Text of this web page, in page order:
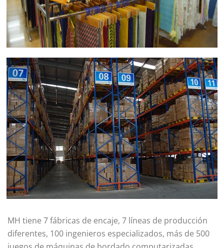
MH tiene 7 fábricas de encaje, 7 líneas de producción
diferentes, 100 ingenieros especializados, más de 500